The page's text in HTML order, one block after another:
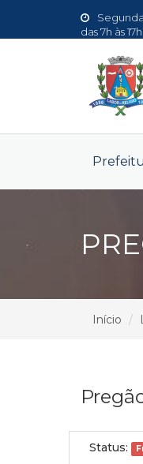
das 7h às 17h
Início
Status: